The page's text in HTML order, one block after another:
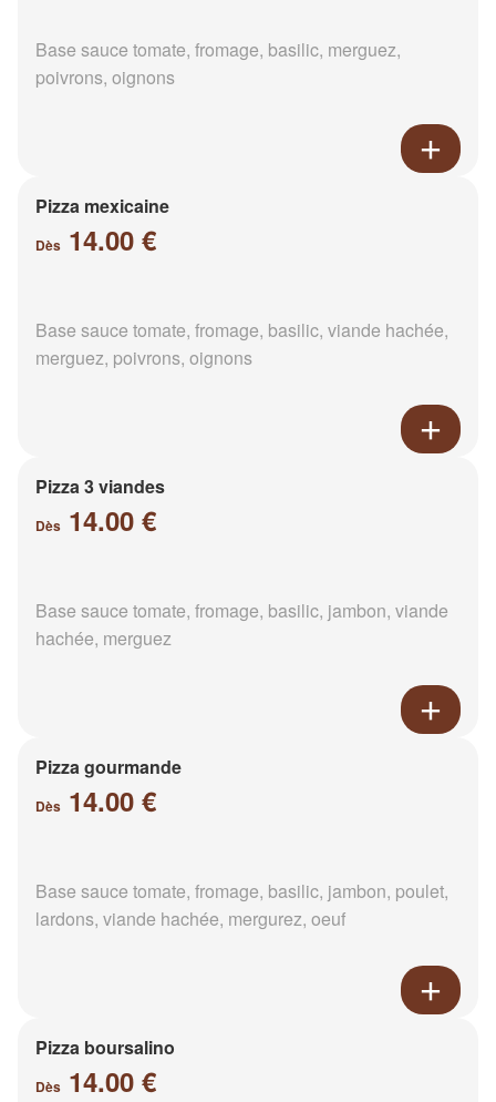
Base sauce tomate, fromage, basilic, merguez,
poivrons, oignons
Pizza mexicaine
Dès 14.00 €
Base sauce tomate, fromage, basilic, viande hachée,
merguez, poivrons, oignons
Pizza 3 viandes
Dès 14.00 €
Base sauce tomate, fromage, basilic, jambon, viande
hachée, merguez
Pizza gourmande
Dès 14.00 €
Base sauce tomate, fromage, basilic, jambon, poulet,
lardons, viande hachée, mergurez, oeuf
Pizza boursalino
Dès 14.00 €